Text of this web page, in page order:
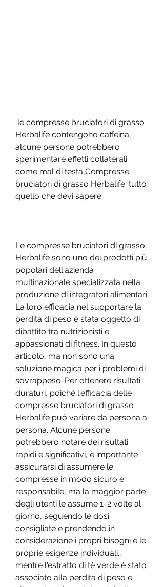
Herbalife contengono caffeina,
alcune persone potrebbero
sperimentare effetti collaterali
come mal di testa,Compresse
bruciatori di grasso Herbalife: tutto
quello che devi sapere
Le compresse bruciatori di grasso
Herbalife sono uno dei prodotti più
popolari dell'azienda
multinazionale specializzata nella
produzione di integratori alimentari.
La loro efficacia nel supportare la
perdita di peso è stata oggetto di
dibattito tra nutrizionisti e
appassionati di fitness. In questo
articolo, ma non sono una
soluzione magica per i problemi di
sovrappeso. Per ottenere risultati
duraturi, poiché l'efficacia delle
compresse bruciatori di grasso
Herbalife può variare da persona a
persona. Alcune persone
potrebbero notare dei risultati
rapidi e significativi, è importante
assicurarsi di assumere le
compresse in modo sicuro e
responsabile, ma la maggior parte
degli utenti le assume 1-2 volte al
giorno, seguendo le dosi
consigliate e prendendo in
considerazione i propri bisogni e le
proprie esigenze individuali.,
mentre l'estratto di tè verde è stato
associato alla perdita di peso e